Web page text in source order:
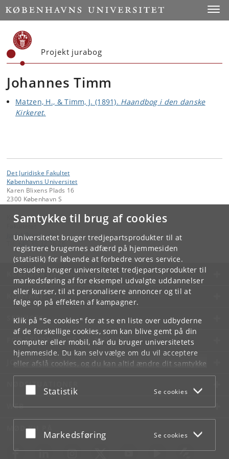
Samtykke til brug af cookies
Universitetet bruger tredjepartsprodukter til at
registrere brugernes adfærd på hjemmesiden
(statistik) for løbende at forbedre vores service.
Desuden bruger universitetet tredjepartsprodukter til
markedsføring af for eksempel udvalgte uddannelser
eller kurser, til at personalisere annoncer og til at
følge op på effekten af kampagner.
Klik på "Se cookies" for at se en liste over udbyderne
af de forskellige cookies, som kan blive gemt på din
computer eller mobil, når du bruger universitetets
hjemmeside. Du kan selv vælge om du vil acceptere
eller afslå cookies, og du kan altid ændre dit samtykke
underCookie- og privatlivspolitiksom du finder i
bunden af hver side.
Acceptér eller afslå
Statistik Se cookies
Acceptér eller afslå
Markedsføring Se cookies
Start
Projekt jurabog
Johannes Timm
Matzen, H., & Timm, J. (1891). Haandbog i den danske
Kirkeret.
Det Juridiske Fakultet
Københavns Universitet
Karen Blixens Plads 16
2300 København S
Kontakt:
jurfak @jur.ku.dk
KØBENHAVNS UNIVERSITET
KONTAKT
SERVICES
FOR STUDERENDE OG ANSATTE
JOB OG KARRIERE
NØDSITUATIONER
WEB
MØD KU PÅ